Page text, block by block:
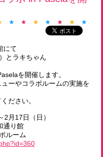
★ ★ ★ ★ ★ ★ ★
にて
）とラキちゃん
を開催します。
ーやコラボルームの実施を
ださい。
月17日（日）
通り館
ルーム